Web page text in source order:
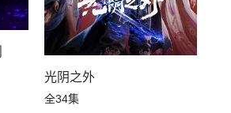
光阴之外
全34集